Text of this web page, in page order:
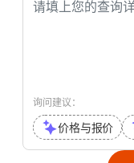
询问建议：
价格与报价